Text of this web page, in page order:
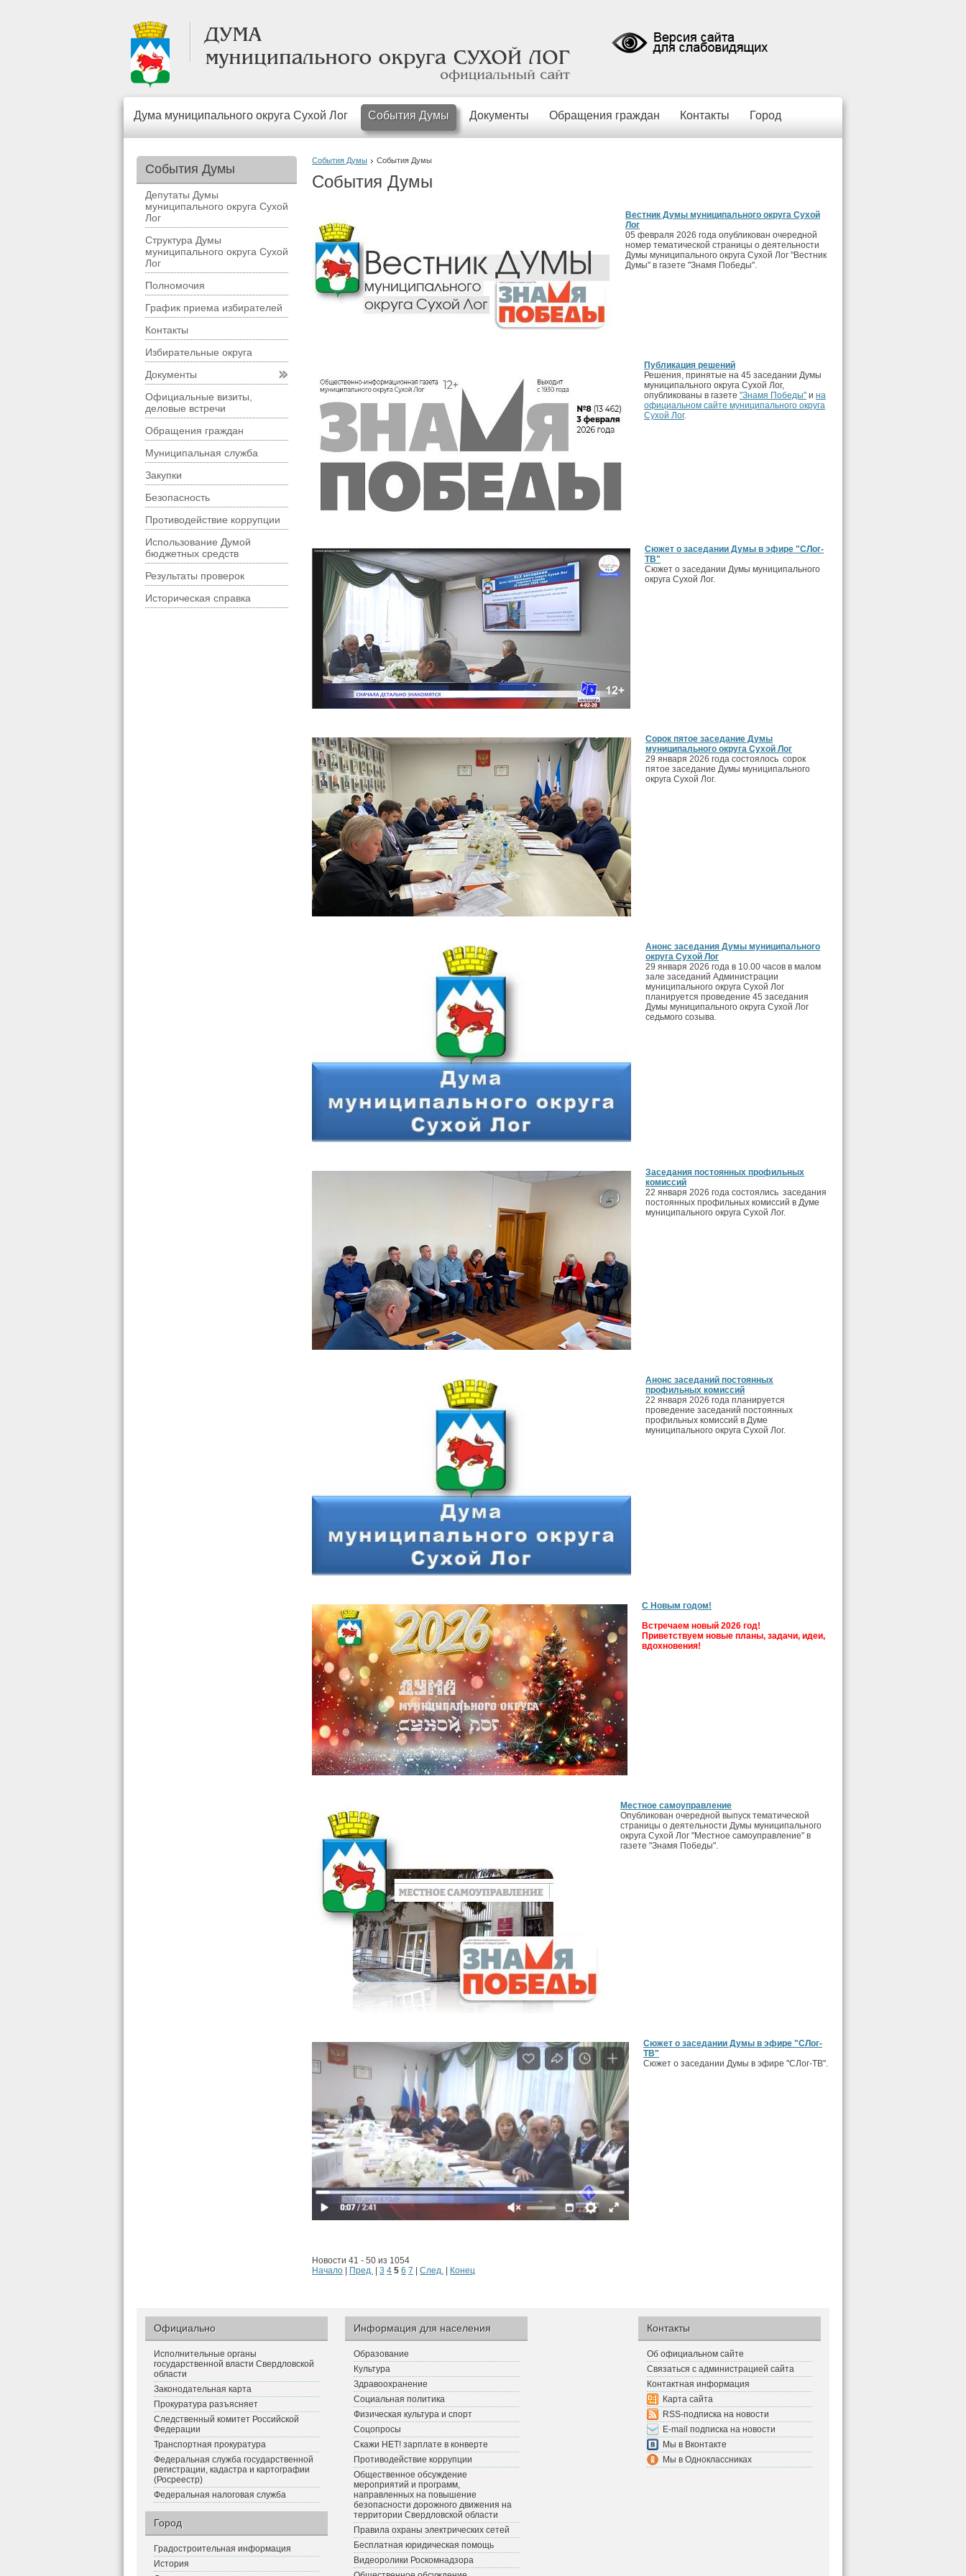
Дума муниципального округа Сухой Лог События Думы Документы Обращения граждан Контакты Город
События Думы События Думы
События Думы
Вестник Думы муниципального округа Сухой
Лог
05 февраля 2026 года опубликован очередной
номер тематической страницы о деятельности
Думы муниципального округа Сухой Лог "Вестник
Думы" в газете "Знамя Победы".
Публикация решений
Решения, принятые на 45 заседании Думы
муниципального округа Сухой Лог,
опубликованы в газете "Знамя Победы" и на
официальном сайте муниципального округа
Сухой Лог.
Сюжет о заседании Думы в эфире "СЛог-
ТВ"
Сюжет о заседании Думы муниципального
округа Сухой Лог.
Сорок пятое заседание Думы
муниципального округа Сухой Лог
29 января 2026 года состоялось сорок
пятое заседание Думы муниципального
округа Сухой Лог.
Анонс заседания Думы муниципального
округа Сухой Лог
29 января 2026 года в 10.00 часов в малом
зале заседаний Администрации
муниципального округа Сухой Лог
планируется проведение 45 заседания
Думы муниципального округа Сухой Лог
седьмого созыва.
Заседания постоянных профильных
комиссий
22 января 2026 года состоялись заседания
постоянных профильных комиссий в Думе
муниципального округа Сухой Лог.
Анонс заседаний постоянных
профильных комиссий
22 января 2026 года планируется
проведение заседаний постоянных
профильных комиссий в Думе
муниципального округа Сухой Лог.
С Новым годом!
Встречаем новый 2026 год!
Приветствуем новые планы, задачи, идеи,
вдохновения!
Местное самоуправление
Опубликован очередной выпуск тематической
страницы о деятельности Думы муниципального
округа Сухой Лог "Местное самоуправление" в
газете "Знамя Победы".
Сюжет о заседании Думы в эфире "СЛог-
ТВ"
Сюжет о заседании Думы в эфире "СЛог-ТВ".
Новости 41 - 50 из 1054
Начало
Пред. 3 4 5 6 7 След. Конец
События Думы
Депутаты Думы
муниципального округа Сухой
Лог
Структура Думы
муниципального округа Сухой
Лог
Полномочия
График приема избирателей
Контакты
Избирательные округа
Документы
Официальные визиты,
деловые встречи
Обращения граждан
Муниципальная служба
Закупки
Безопасность
Противодействие коррупции
Использование Думой
бюджетных средств
Результаты проверок
Историческая справка
Официально
Исполнительные органы
государственной власти Свердловской
области
Законодательная карта
Прокуратура разъясняет
Следственный комитет Российской
Федерации
Транспортная прокуратура
Федеральная служба государственной
регистрации, кадастра и картографии
(Росреестр)
Федеральная налоговая служба
Город
Градостроительная информация
История
Информация для населения
Образование
Культура
Здравоохранение
Социальная политика
Физическая культура и спорт
Соцопросы
Скажи НЕТ! зарплате в конверте
Противодействие коррупции
Общественное обсуждение
мероприятий и программ,
направленных на повышение
безопасности дорожного движения на
территории Свердловской области
Правила охраны электрических сетей
Бесплатная юридическая помощь
Видеоролики Роскомнадзора
Контакты
Об официальном сайте
Связаться с администрацией сайта
Контактная информация
Карта сайта
RSS-подписка на новости
E-mail подписка на новости
Мы в Вконтакте
Мы в Одноклассниках